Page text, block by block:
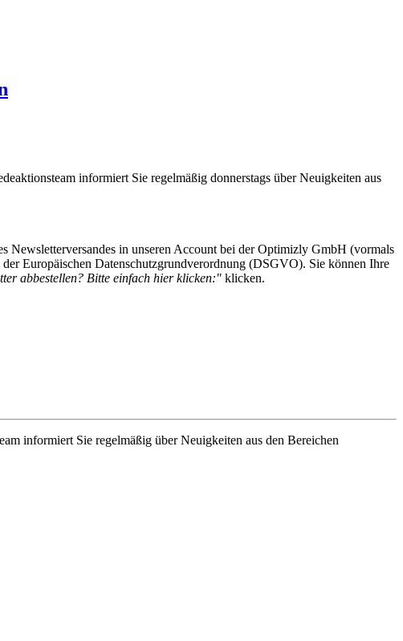
informiert Sie regelmäßig donnerstags über Neuigkeiten aus
in unseren Account bei der Optimizly GmbH (vormals
Europäischen Datenschutzgrundverordnung (DSGVO). Sie können Ihre
abbestellen? Bitte einfach hier klicken:" klicken.
informiert Sie regelmäßig über Neuigkeiten aus den Bereichen